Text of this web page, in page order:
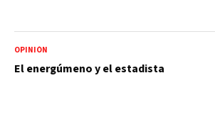
OPINIÓN
El energúmeno y el estadista